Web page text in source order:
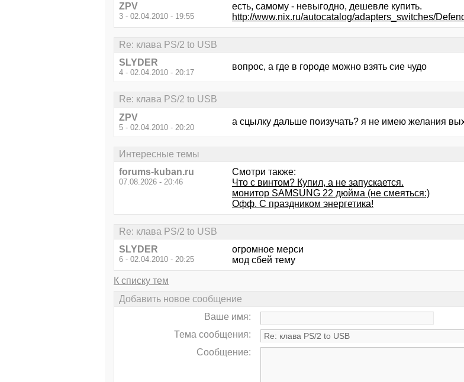
ZPV
3 - 02.04.2010 - 19:55
есть, самому - невыгодно, дешевле купить.
http://www.nix.ru/autocatalog/adapters_switches/
Re: клава PS/2 to USB
SLYDER
4 - 02.04.2010 - 20:17
вопрос, а где в городе можно взять сие чудо
Re: клава PS/2 to USB
ZPV
5 - 02.04.2010 - 20:20
а сцылку дальше поизучать? я не имею желания
Интересные темы
forums-kuban.ru
07.08.2026 - 20:46
Смотри также:
Что с винтом? Купил, а не запускается.
монитор SAMSUNG 22 дюйма (не смеяться:)
Офф. С праздником энергетика!
Re: клава PS/2 to USB
SLYDER
6 - 02.04.2010 - 20:25
огромное мерси
мод сбей тему
К списку тем
Добавить новое сообщение
Ваше имя:
Тема сообщения:
Сообщение: